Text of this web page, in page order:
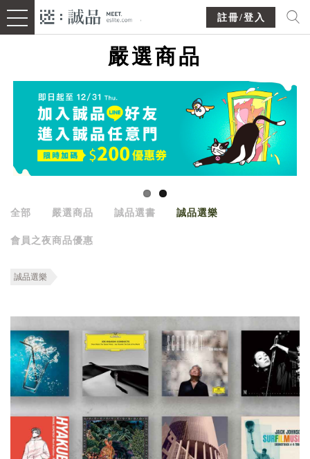
註冊/登入
嚴選商品
全部 嚴選商品 誠品選書 誠品選樂
會員之夜商品優惠
誠品選樂